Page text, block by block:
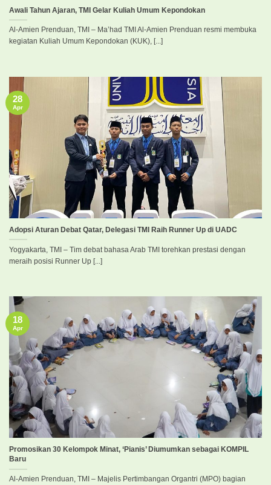
Awali Tahun Ajaran, TMI Gelar Kuliah Umum Kepondokan
Al-Amien Prenduan, TMI – Ma’had TMI Al-Amien Prenduan resmi membuka
kegiatan Kuliah Umum Kepondokan (KUK), [...]
Adopsi Aturan Debat Qatar, Delegasi TMI Raih Runner Up di UADC
Yogyakarta, TMI – Tim debat bahasa Arab TMI torehkan prestasi dengan
meraih posisi Runner Up [...]
28
Apr
Promosikan 30 Kelompok Minat, ‘Pianis’ Diumumkan sebagai KOMPIL
Baru
Al-Amien Prenduan, TMI – Majelis Pertimbangan Organtri (MPO) bagian
18
Apr